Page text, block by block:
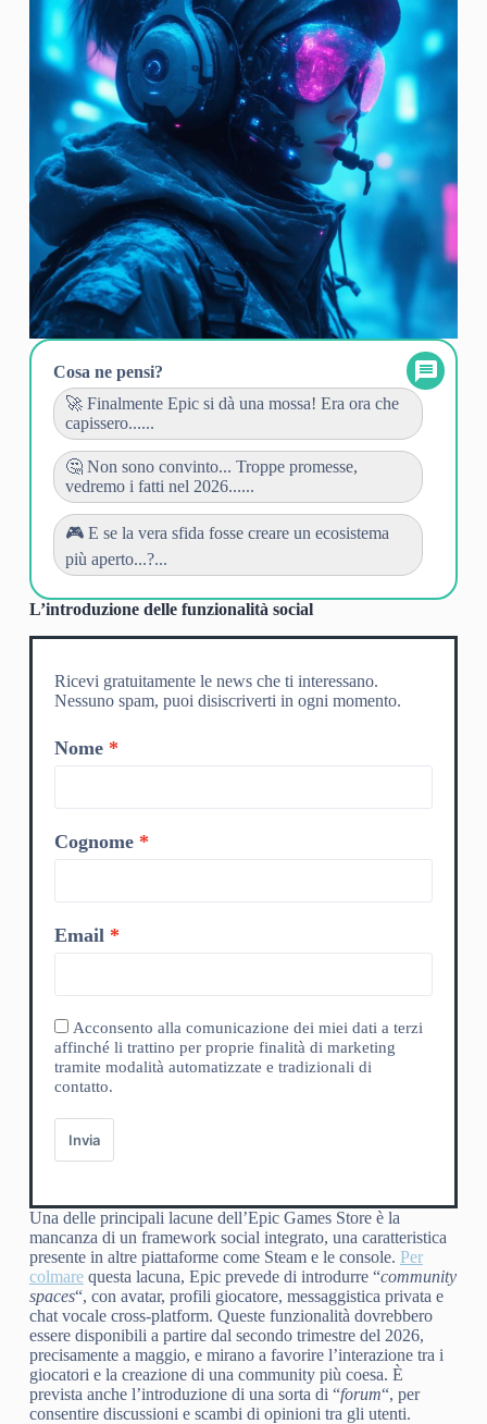
Cosa ne pensi?
🚀 Finalmente Epic si dà una mossa! Era ora che
capissero......
🤔 Non sono convinto... Troppe promesse,
vedremo i fatti nel 2026......
🎮 E se la vera sfida fosse creare un ecosistema
più aperto...?...
L’introduzione delle funzionalità social
Ricevi gratuitamente le news che ti interessano.
Nessuno spam, puoi disiscriverti in ogni momento.
Nome
Cognome
Email
Acconsento alla comunicazione dei miei dati a terzi
affinché li trattino per proprie finalità di marketing
tramite modalità automatizzate e tradizionali di
contatto.
Invia
Una delle principali lacune dell’Epic Games Store è la
mancanza di un framework social integrato, una caratteristica
presente in altre piattaforme come Steam e le console. Per
colmarequesta lacuna, Epic prevede di introdurre “community
spaces“, con avatar, profili giocatore, messaggistica privata e
chat vocale cross-platform. Queste funzionalità dovrebbero
essere disponibili a partire dal secondo trimestre del 2026,
precisamente a maggio, e mirano a favorire l’interazione tra i
giocatori e la creazione di una community più coesa. È
prevista anche l’introduzione di una sorta di “forum“, per
consentire discussioni e scambi di opinioni tra gli utenti.